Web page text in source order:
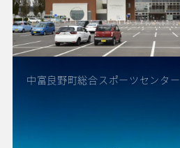
中富良野町総合スポーツセンター